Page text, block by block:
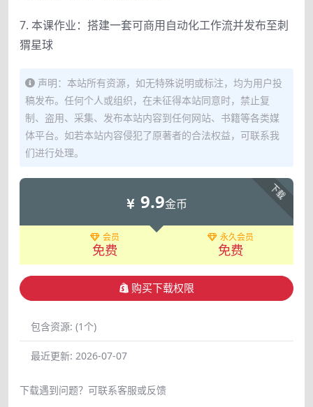
7. 本课作业：搭建一套可商用自动化工作流并发布至刺
猬星球
声明：本站所有资源，如无特殊说明或标注，均为用户投
稿发布。任何个人或组织，在未征得本站同意时，禁止复
制、盗用、采集、发布本站内容到任何网站、书籍等各类媒
体平台。如若本站内容侵犯了原著者的合法权益，可联系我
们进行处理。
下载
9.9金币
会员
免费
永久会员
免费
购买下载权限
包含资源: (1个)
最近更新: 2026-07-07
下载遇到问题？可联系客服或反馈